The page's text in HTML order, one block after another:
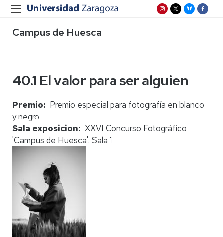
Campus de Huesca
40.1 El valor para ser alguien
Premio
Premio especial para fotografía en blanco
y negro
Sala exposicion
XXVI Concurso Fotográfico
'Campus de Huesca'. Sala 1